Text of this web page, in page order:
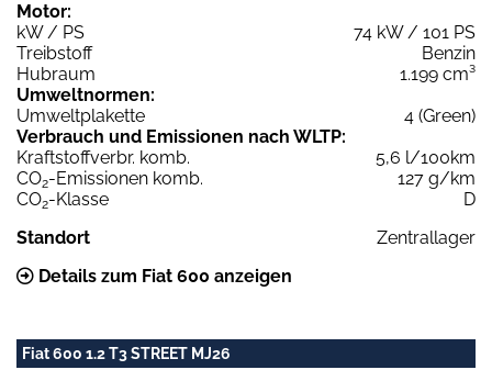
Motor:
kW / PS
74 kW / 101 PS
Treibstoff
Benzin
Hubraum
1.199 cm³
Umweltnormen:
Umweltplakette
4 (Green)
Verbrauch und Emissionen nach WLTP:
Kraftstoffverbr. komb.
5,6 l/100km
CO2-Emissionen komb.
127 g/km
CO2-Klasse
D
Standort
Zentrallager
Details zum Fiat 600 anzeigen
Fiat 600 1.2 T3 STREET MJ26